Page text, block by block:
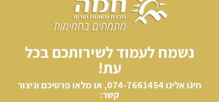
נשמח לעמוד לשירותכם בכל
עת!
חיגו אלינו​ 074-7661454, או מלאו פרטיכם וניצור
קשר: